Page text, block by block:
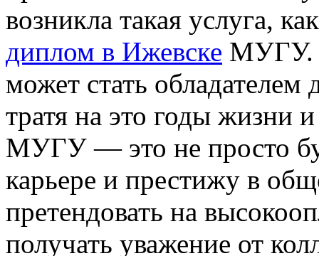
возникла такая услуга,
диплом в Ижевске МУГУ.
может стать обладателем
тратя на это годы жизни
МУГУ — это не просто
карьере и престижу в
претендовать на
получать уважение от